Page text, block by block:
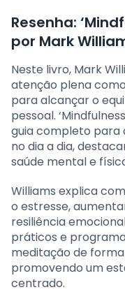
Resenha:
por Mark
Neste livro, Mark
atenção plena
para alcançar o
pessoal.
guia completo para
no dia a dia,
saúde mental e
Williams explica
o estresse,
resiliência
práticos e
meditação de
promovendo um
centrado.